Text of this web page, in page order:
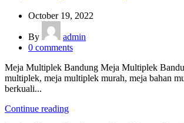
October 19, 2022
By
admin
0 comments
Meja Multiplek Bandung Meja Multiplek
multiplek, meja multiplek murah, meja bahan
berkuali...
Continue reading